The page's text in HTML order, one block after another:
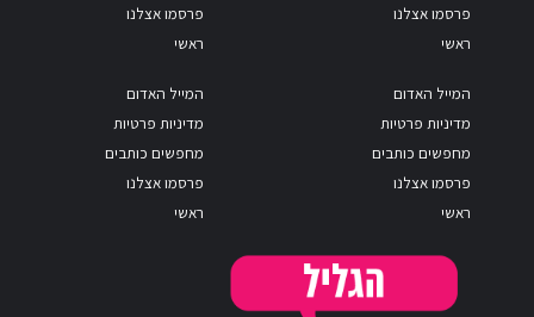
פרסמו אצלנו
ראשי
פרסמו אצלנו
ראשי
המייל האדום
מדיניות פרטיות
מחפשים כותבים
פרסמו אצלנו
ראשי
המייל האדום
מדיניות פרטיות
מחפשים כותבים
פרסמו אצלנו
ראשי